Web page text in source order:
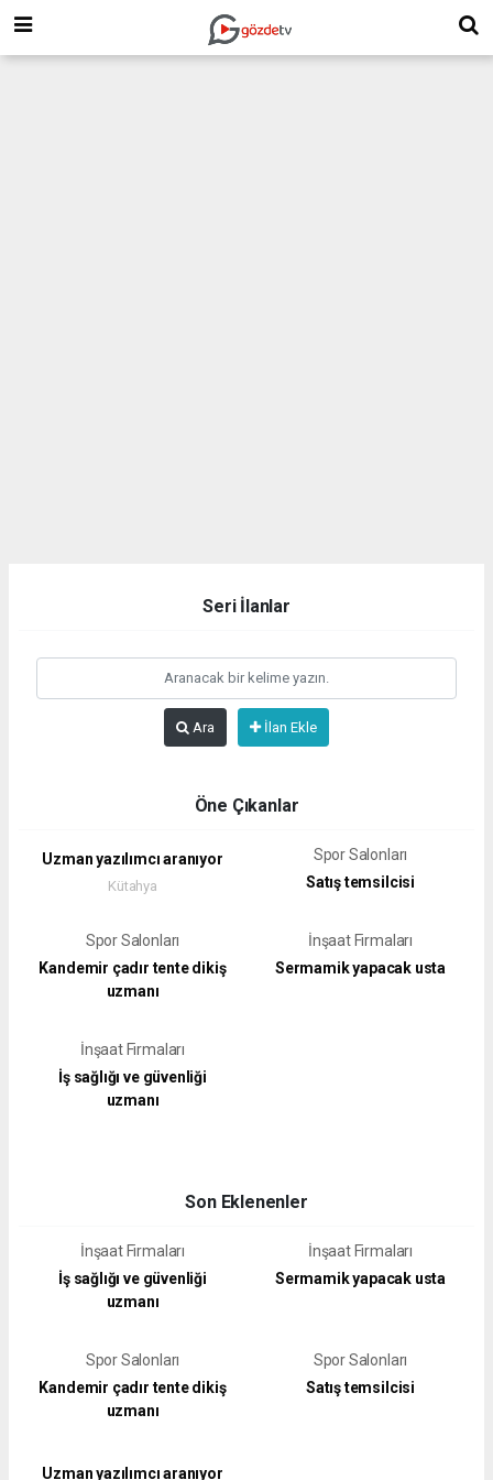
Seri İlanlar
Ara İlan Ekle
Öne Çıkanlar
Uzman yazılımcı aranıyor
Kütahya
Spor Salonları
Satış temsilcisi
Spor Salonları
Kandemir çadır tente dikiş
uzmanı
İnşaat Firmaları
Sermamik yapacak usta
İnşaat Firmaları
İş sağlığı ve güvenliği
uzmanı
Son Eklenenler
İnşaat Firmaları
İş sağlığı ve güvenliği
uzmanı
İnşaat Firmaları
Sermamik yapacak usta
Spor Salonları
Kandemir çadır tente dikiş
uzmanı
Spor Salonları
Satış temsilcisi
Uzman yazılımcı aranıyor